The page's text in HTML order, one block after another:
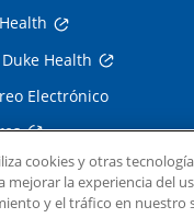
Health
Electrónico
cookies y otras
mejorar la experiencia del
y el tráfico en nuestro